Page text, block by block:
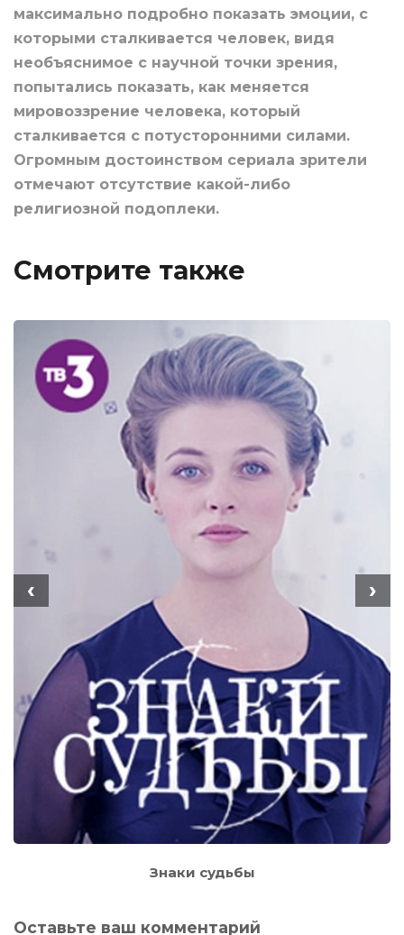
максимально подробно показать эмоции, с
которыми сталкивается человек, видя
необъяснимое с научной точки зрения,
попытались показать, как меняется
мировоззрение человека, который
сталкивается с потусторонними силами.
Огромным достоинством сериала зрители
отмечают отсутствие какой-либо
религиозной подоплеки.
Смотрите также
Знаки судьбы
‹ ›
Оставьте ваш комментарий